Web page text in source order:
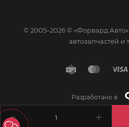
© 2005–2026 © «Форвард
автозапчастей и
Разработано в